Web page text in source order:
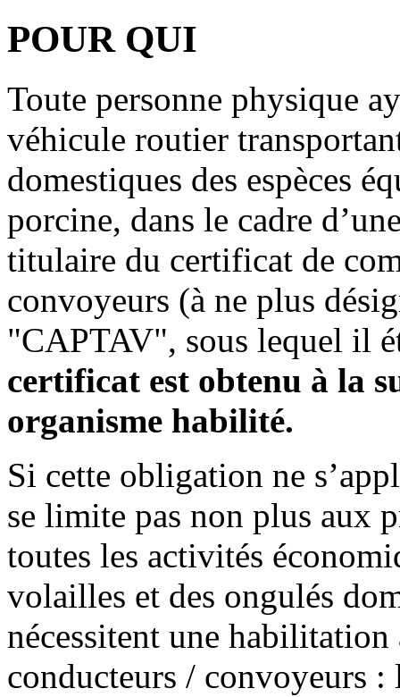
POUR QUI
Toute personne physique
véhicule routier
domestiques des espèces
porcine, dans le cadre
titulaire du certificat de
convoyeurs (à ne plus
"CAPTAV", sous lequel il
certificat est obtenu à la
organisme habilité.
Si cette obligation ne
se limite pas non plus aux
toutes les activités
volailles et des ongulés
nécessitent une
conducteurs / convoyeurs